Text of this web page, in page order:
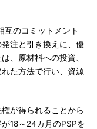
のコミットメント
注と引き換えに、優
、原材料への投資、
た方法で行い、資源
が得られることから
18～24カ月のPSPを